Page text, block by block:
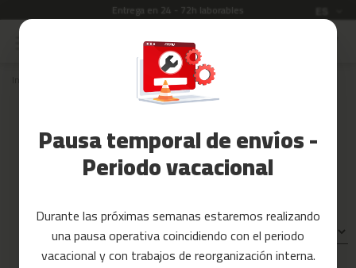
Pausa temporal de envíos -
Periodo vacacional
Durante las próximas semanas estaremos realizando
una pausa operativa coincidiendo con el periodo
vacacional y con trabajos de reorganización interna.
Garantía de 3 años
Yoga
regalo
Reacondicionados
maquinas de remo RA-100
Recambios para máquinas de
remo RA-100
Ordenar por: